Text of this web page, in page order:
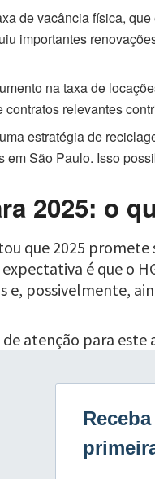
de vacância física,
importantes
na taxa de
relevantes
estratégia de
em São Paulo. Isso
2025: o
que 2025
é que o
e, possivelmente,
atenção para este